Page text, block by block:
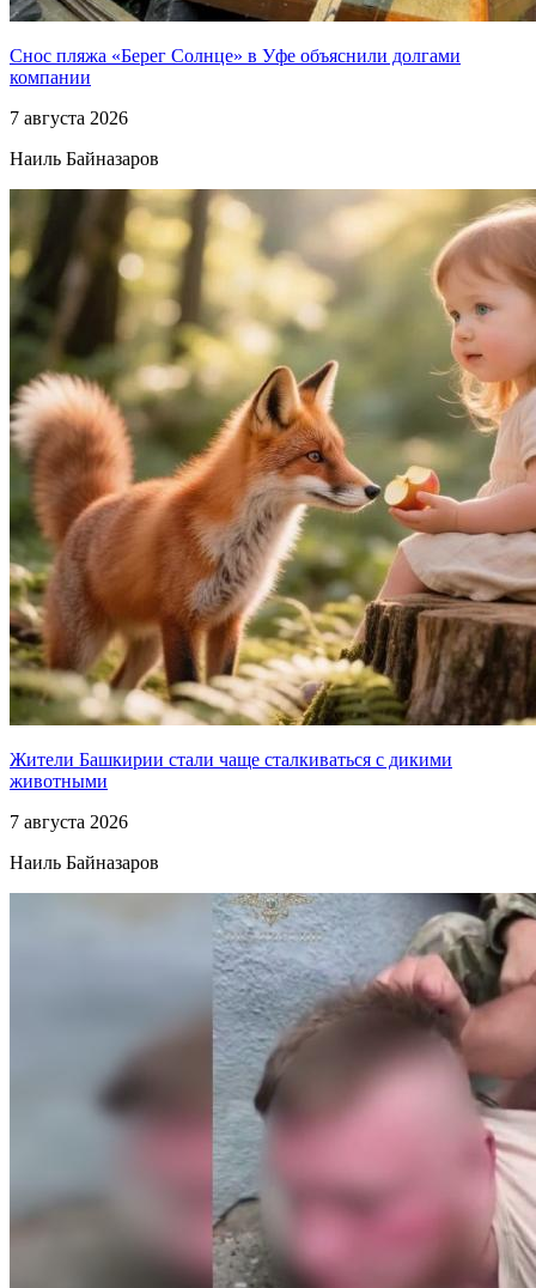
Снос пляжа «Берег Солнце» в Уфе объяснили долгами
компании
7 августа 2026
Наиль Байназаров
Жители Башкирии стали чаще сталкиваться с дикими
животными
7 августа 2026
Наиль Байназаров